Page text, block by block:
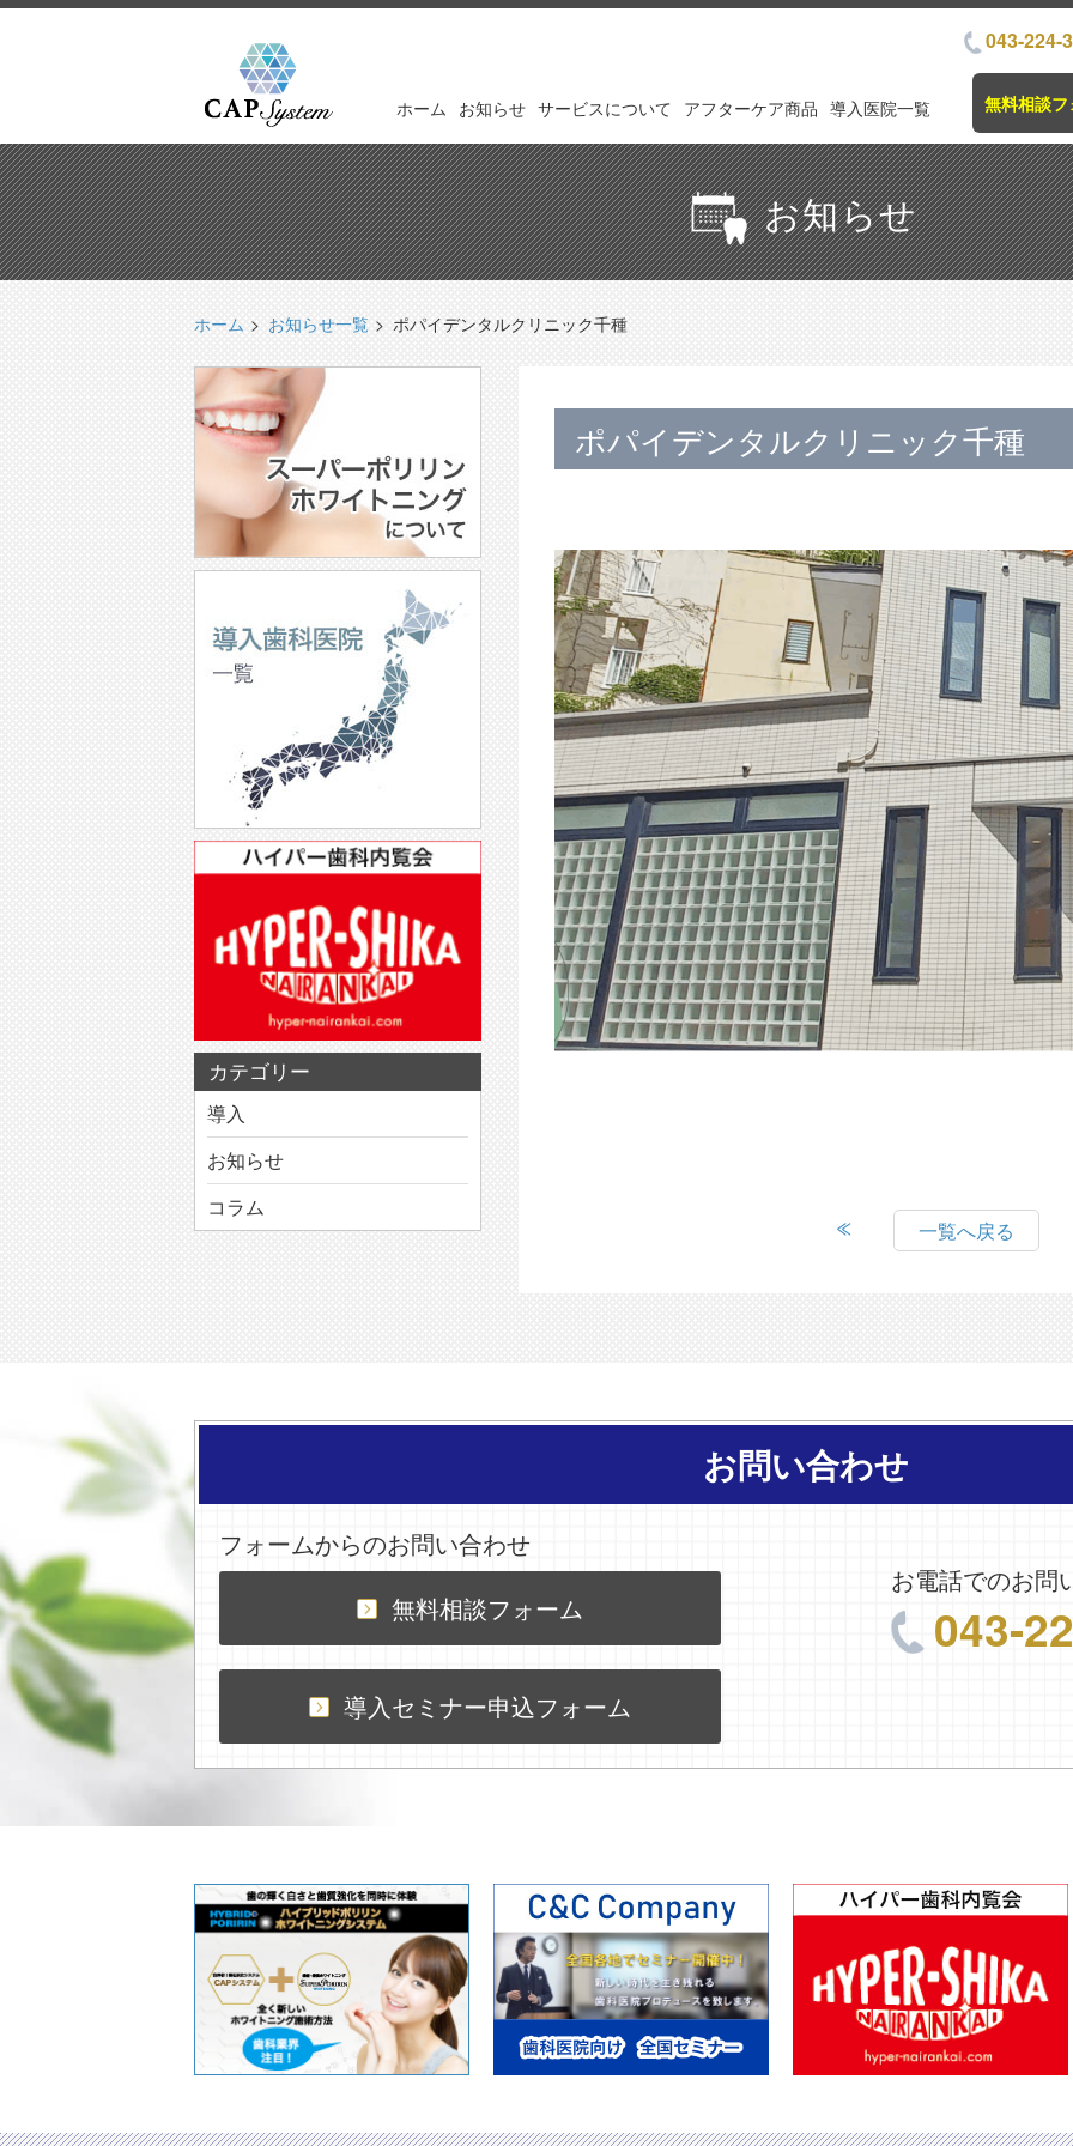
ホーム お知らせ サービスについて アフターケア商品 導入医院一覧
043-224-
無料相談
お知らせ
ホーム お知らせ一覧 ポパイデンタルクリニック千種
ポパイデンタルクリニック千種
一覧へ戻る
カテゴリー
導入
お知らせ
コラム
お問い合わせ
フォームからのお問い合わせ
無料相談フォーム
導入セミナー申込フォーム
お電話でのお問
043-